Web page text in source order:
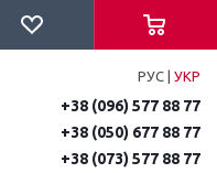
РУС УКР
+38 (096) 577 88 77
+38 (050) 677 88 77
+38 (073) 577 88 77